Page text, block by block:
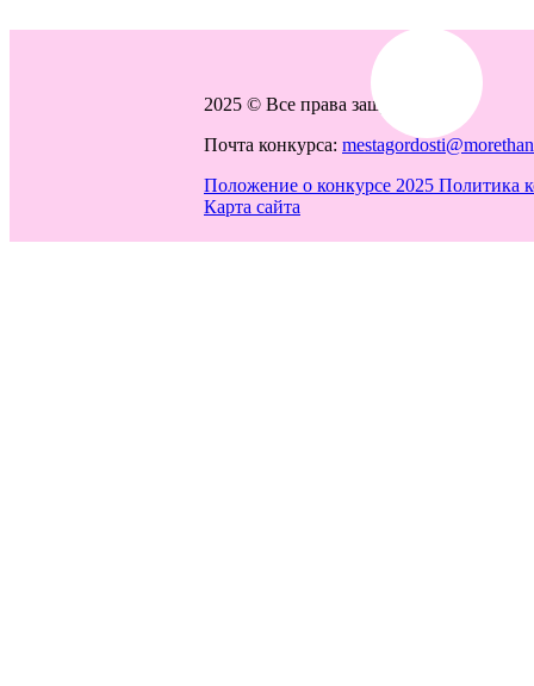
2025 © Все права защищены
Почта конкурса:
Положение о конкурсе 2025 Политика
Карта сайта